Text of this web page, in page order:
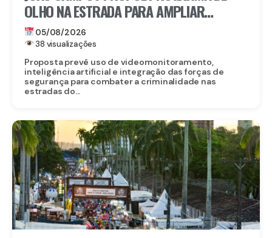
OLHO NA ESTRADA PARA AMPLIAR
SEGURANÇA NAS RODOVIAS
05/08/2026
38 visualizações
Proposta prevê uso de videomonitoramento,
inteligência artificial e integração das forças de
segurança para combater a criminalidade nas
estradas do...